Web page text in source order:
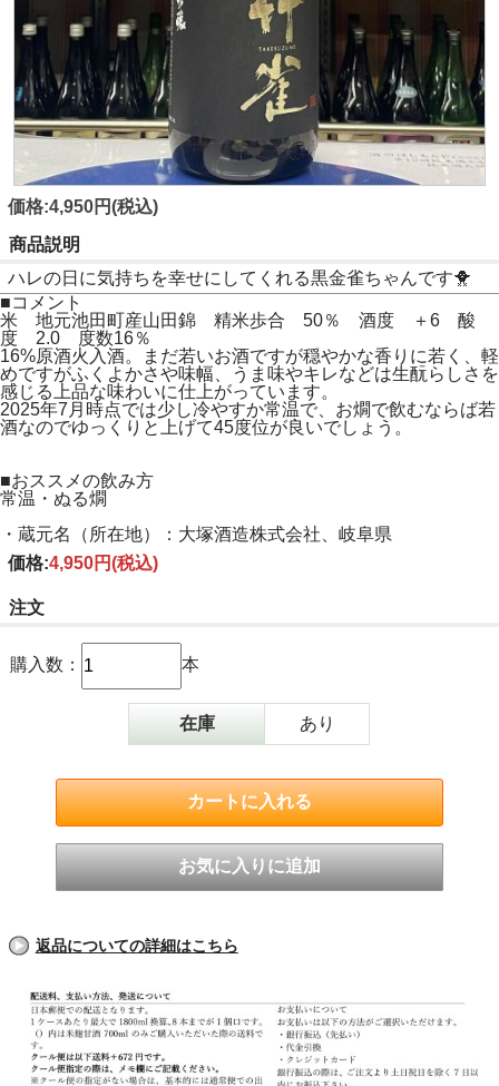
価格:4,950円(税込)
商品説明
ハレの日に気持ちを幸せにしてくれる黒金雀ちゃんです🐥
■コメント
米 地元池田町産山田錦 精米歩合 50％ 酒度 ＋6 酸
度 2.0 度数16％
16%原酒火入酒。まだ若いお酒ですが穏やかな香りに若く、軽
めですがふくよかさや味幅、うま味やキレなどは生酛らしさを
感じる上品な味わいに仕上がっています。
2025年7月時点では少し冷やすか常温で、お燗で飲むならば若
酒なのでゆっくりと上げて45度位が良いでしょう。
■おススメの飲み方
常温・ぬる燗
・蔵元名（所在地）：大塚酒造株式会社、岐阜県
価格:4,950円(税込)
注文
購入数： 本
在庫 あり
返品についての詳細はこちら